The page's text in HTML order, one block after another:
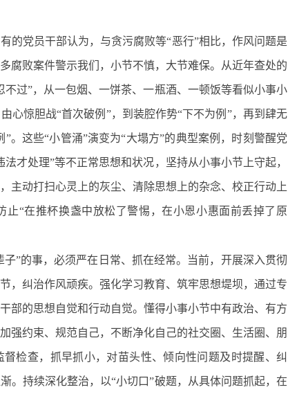
的党员干部认为，与贪污腐败等“恶行”相比，作风问题是
腐败案件警示我们，小节不慎，大节难保。从近年查处的
过”，从一包烟、一饼茶、一瓶酒、一顿饭等看似小事小
心惊胆战“首次破例”，到装腔作势“下不为例”，再到肆无
。这些“小管涌”演变为“大塌方”的典型案例，时刻警醒党
才处理”等不正常思想和状况，坚持从小事小节上守起，
主动打扫心灵上的灰尘、清除思想上的杂念、校正行动上
“在推杯换盏中放松了警惕，在小恩小惠面前丢掉了原
”的事，必须严在日常、抓在经常。当前，开展深入贯彻
，纠治作风顽疾。强化学习教育、筑牢思想堤坝，通过专
部的思想自觉和行动自觉。懂得小事小节中有政治、有方
强约束、规范自己，不断净化自己的社交圈、生活圈、朋
检查，抓早抓小，对苗头性、倾向性问题及时提醒、纠
渐。持续深化整治，以“小切口”破题，从具体问题抓起，在